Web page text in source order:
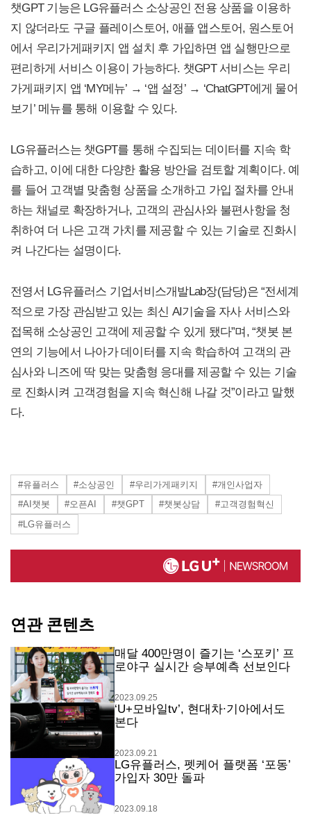
챗GPT 기능은 LG유플러스 소상공인 전용 상품을 이용하
지 않더라도 구글 플레이스토어, 애플 앱스토어, 원스토어
에서 우리가게패키지 앱 설치 후 가입하면 앱 실행만으로
편리하게 서비스 이용이 가능하다. 챗GPT 서비스는 우리
가게패키지 앱 ‘MY메뉴’ → ‘앱 설정’ → ‘ChatGPT에게 물어
보기’ 메뉴를 통해 이용할 수 있다.
LG유플러스는 챗GPT를 통해 수집되는 데이터를 지속 학
습하고, 이에 대한 다양한 활용 방안을 검토할 계획이다. 예
를 들어 고객별 맞춤형 상품을 소개하고 가입 절차를 안내
하는 채널로 확장하거나, 고객의 관심사와 불편사항을 청
취하여 더 나은 고객 가치를 제공할 수 있는 기술로 진화시
켜 나간다는 설명이다.
전영서 LG유플러스 기업서비스개발Lab장(담당)은 “전세계
적으로 가장 관심받고 있는 최신 AI기술을 자사 서비스와
접목해 소상공인 고객에 제공할 수 있게 됐다”며, “챗봇 본
연의 기능에서 나아가 데이터를 지속 학습하여 고객의 관
심사와 니즈에 딱 맞는 맞춤형 응대를 제공할 수 있는 기술
로 진화시켜 고객경험을 지속 혁신해 나갈 것”이라고 말했
다.
#유플러스 #소상공인 #우리가게패키지
#개인사업자
#AI챗봇
#오픈AI #챗GPT #챗봇상담
#고객경험혁신
#LG유플러스
연관 콘텐츠
매달 400만명이 즐기는 ‘스포키’ 프
로야구 실시간 승부예측 선보인다
2023.09.25
‘U+모바일tv’, 현대차∙기아에서도
본다
2023.09.21
LG유플러스, 펫케어 플랫폼 ‘포동’
가입자 30만 돌파
2023.09.18